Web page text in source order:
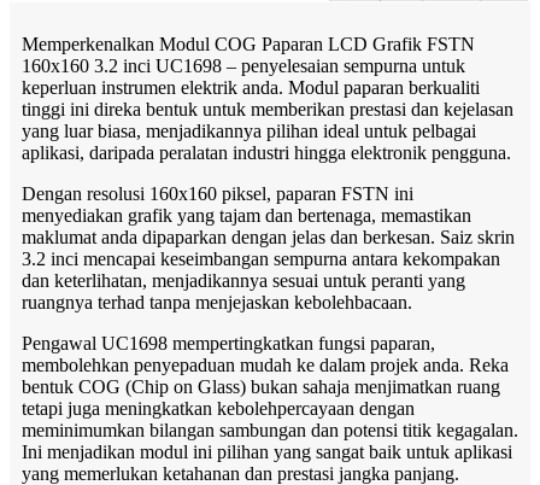
Memperkenalkan Modul COG Paparan LCD Grafik FSTN
160x160 3.2 inci UC1698 – penyelesaian sempurna untuk
keperluan instrumen elektrik anda. Modul paparan berkualiti
tinggi ini direka bentuk untuk memberikan prestasi dan kejelasan
yang luar biasa, menjadikannya pilihan ideal untuk pelbagai
aplikasi, daripada peralatan industri hingga elektronik pengguna.
Dengan resolusi 160x160 piksel, paparan FSTN ini
menyediakan grafik yang tajam dan bertenaga, memastikan
maklumat anda dipaparkan dengan jelas dan berkesan. Saiz skrin
3.2 inci mencapai keseimbangan sempurna antara kekompakan
dan keterlihatan, menjadikannya sesuai untuk peranti yang
ruangnya terhad tanpa menjejaskan kebolehbacaan.
Pengawal UC1698 mempertingkatkan fungsi paparan,
membolehkan penyepaduan mudah ke dalam projek anda. Reka
bentuk COG (Chip on Glass) bukan sahaja menjimatkan ruang
tetapi juga meningkatkan kebolehpercayaan dengan
meminimumkan bilangan sambungan dan potensi titik kegagalan.
Ini menjadikan modul ini pilihan yang sangat baik untuk aplikasi
yang memerlukan ketahanan dan prestasi jangka panjang.